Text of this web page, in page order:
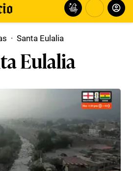
· Santa Eulalia
Eulalia